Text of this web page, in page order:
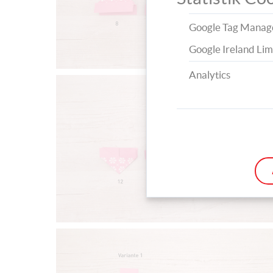
Google Tag
Google Ireland
Analytics